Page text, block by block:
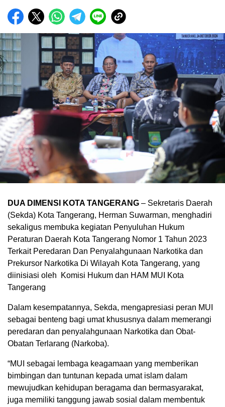
DUA DIMENSI KOTA TANGERANG – Sekretaris Daerah
(Sekda) Kota Tangerang, Herman Suwarman, menghadiri
sekaligus membuka kegiatan Penyuluhan Hukum
Peraturan Daerah Kota Tangerang Nomor 1 Tahun 2023
Terkait Peredaran Dan Penyalahgunaan Narkotika dan
Prekursor Narkotika Di Wilayah Kota Tangerang, yang
diinisiasi oleh Komisi Hukum dan HAM MUI Kota
Tangerang
Dalam kesempatannya, Sekda, mengapresiasi peran MUI
sebagai benteng bagi umat khususnya dalam memerangi
peredaran dan penyalahgunaan Narkotika dan Obat-
Obatan Terlarang (Narkoba).
“MUI sebagai lembaga keagamaan yang memberikan
bimbingan dan tuntunan kepada umat islam dalam
mewujudkan kehidupan beragama dan bermasyarakat,
juga memiliki tanggung jawab sosial dalam membentuk